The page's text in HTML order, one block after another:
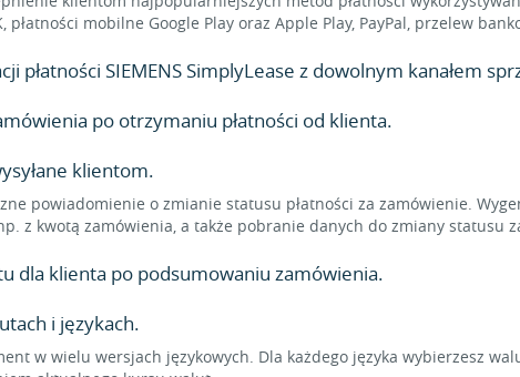
płatności mobilne Google Play oraz Apple Play, PayPal, przelew
płatności SIEMENS SimplyLease z dowolnym kanałem
po otrzymaniu płatności od klienta.
klientom.
powiadomienie o zmianie statusu płatności za zamówienie.
z kwotą zamówienia, a także pobranie danych do zmiany statusu
dla klienta po podsumowaniu zamówienia.
i językach.
w wielu wersjach językowych. Dla każdego języka wybierzesz